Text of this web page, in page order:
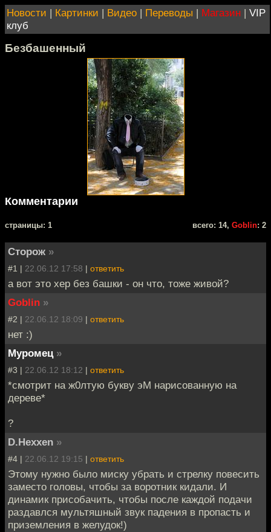
Новости | Картинки | Видео | Переводы | Магазин | VIP
клуб
Безбашенный
Комментарии
cтраницы: 1 всего: 14, Goblin: 2
Сторож »
#1 | 22.06.12 17:58 | ответить
а вот это хер без башки - он что, тоже живой?
Goblin »
#2 | 22.06.12 18:09 | ответить
нет :)
Муромец »
#3 | 22.06.12 18:12 | ответить
*смотрит на ж0лтую букву эМ нарисованную на
дереве*
?
D.Hexxen »
#4 | 22.06.12 19:15 | ответить
Этому нужно было миску убрать и стрелку повесить
заместо головы, чтобы за воротник кидали. И
динамик присобачить, чтобы после каждой подачи
раздавлся мультяшный звук падения в пропасть и
приземления в желудок!)